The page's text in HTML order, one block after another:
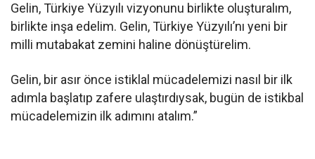
Gelin, Türkiye Yüzyılı vizyonunu birlikte oluşturalım,
birlikte inşa edelim. Gelin, Türkiye Yüzyılı’nı yeni bir
milli mutabakat zemini haline dönüştürelim.
Gelin, bir asır önce istiklal mücadelemizi nasıl bir ilk
adımla başlatıp zafere ulaştırdıysak, bugün de istikbal
mücadelemizin ilk adımını atalım.”